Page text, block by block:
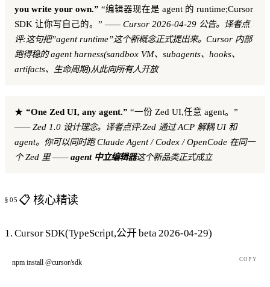
you write your own.” “编辑器现在是 agent 的 runtime;Cursor
SDK 让你写自己的。” —— Cursor 2026-04-29 公告。译者点
评:这句把”agent runtime”这个新概念正式提出来。Cursor 内部
跑得稳的 agent harness(sandbox VM、subagents、hooks、
artifacts、生命周期)从此向所有人开放
★ “One Zed UI, any agent.” “一份 Zed UI,任意 agent。”
—— Zed 1.0 设计理念。译者点评:Zed 通过 ACP 解耦 UI 和
agent。你可以同时跑 Claude Agent / Codex / OpenCode 在同一
个 Zed 里 ——agent 中立编辑器这个新品类正式成立
📋 核心精读
1. Cursor SDK(TypeScript,公开 beta 2026-04-29)
npm install @cursor/sdk COPY